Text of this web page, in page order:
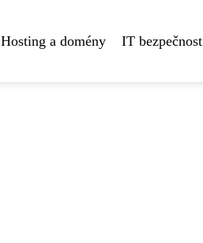
Hosting a domény IT bezpečnost